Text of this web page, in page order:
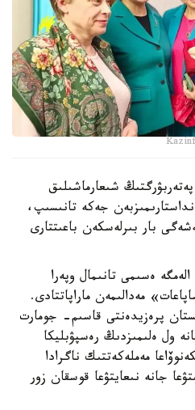
شىعارماشىلىق
جەكە تانىسىپ،
بار بىرلەسكەن باعىتتارى
ەسىمى تانىمال وپەرا
مەدالىمەن ماراپاتتادى.
پرەزيدەنتى قاسىم- جومارت
ول ەلىمىزدىڭ رەسپۋبليكا
مەملەكەتتىك ناگرادا
جانە نىعايتۋعا قوسقان زور